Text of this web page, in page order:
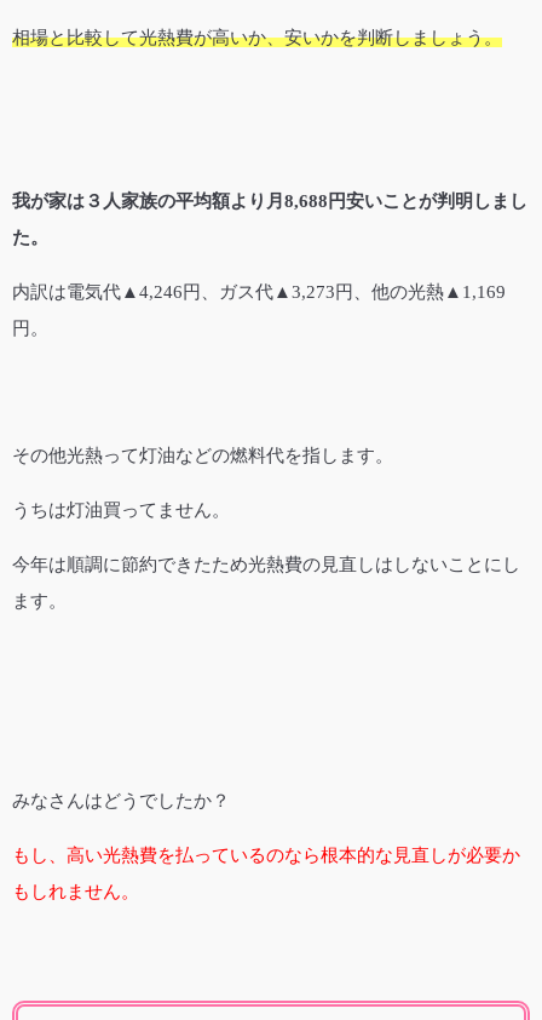
相場と比較して光熱費が高いか、安いかを判断しましょう。
我が家は３人家族の平均額より月8,688円安いことが判明しまし
た。
内訳は電気代▲4,246円、ガス代▲3,273円、他の光熱▲1,169
円。
その他光熱って灯油などの燃料代を指します。
うちは灯油買ってません。
今年は順調に節約できたため光熱費の見直しはしないことにし
ます。
みなさんはどうでしたか？
もし、高い光熱費を払っているのなら根本的な見直しが必要か
もしれません。